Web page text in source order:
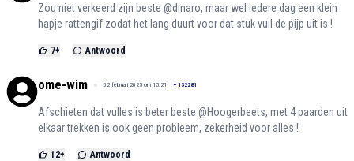
Zou niet verkeerd zijn beste @dinaro, maar wel iedere dag een klein
hapje rattengif zodat het lang duurt voor dat stuk vuil de pijp uit is !
7+ Antwoord
ome-wim 02 februari 2025 om 15:21 + 132281
Afschieten dat vulles is beter beste @Hoogerbeets, met 4 paarden uit
elkaar trekken is ook geen probleem, zekerheid voor alles !
12+ Antwoord